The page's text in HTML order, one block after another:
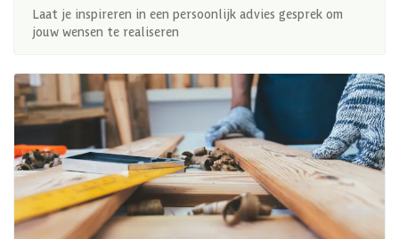
Laat je inspireren in een persoonlijk advies gesprek om
jouw wensen te realiseren